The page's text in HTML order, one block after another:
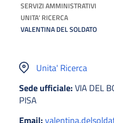
SERVIZI AMMINISTRATIVI
UNITA' RICERCA
VALENTINA DEL SOLDATO
Unita' Ricerca
Sede ufficiale:VIA DEL
PISA